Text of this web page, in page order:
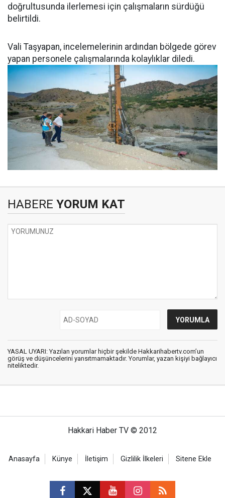
doğrultusunda ilerlemesi için çalışmaların sürdüğü
belirtildi.
Vali Taşyapan, incelemelerinin ardından bölgede görev
yapan personele çalışmalarında kolaylıklar diledi.
HABERE YORUM KAT
YASAL UYARI: Yazılan yorumlar hiçbir şekilde Hakkarihabertv.com’un
görüş ve düşüncelerini yansıtmamaktadır. Yorumlar, yazan kişiyi bağlayıcı
niteliktedir.
Hakkari Haber TV © 2012
Anasayfa Künye İletişim Gizlilik İlkeleri Sitene Ekle